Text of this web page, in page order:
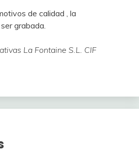
de calidad , la
grabada.
La Fontaine S.L. CIF